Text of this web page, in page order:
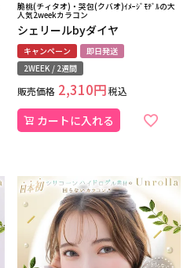
脆桃(チィタオ)・哭包(クバオ)ｲﾒｰｼﾞﾓﾃﾞﾙの大
人気2weekカラコン
シェリールbyダイヤ
キャンペーン
即日発送
2WEEK / 2週間
販売価格 2,310 税込
カートに入れる